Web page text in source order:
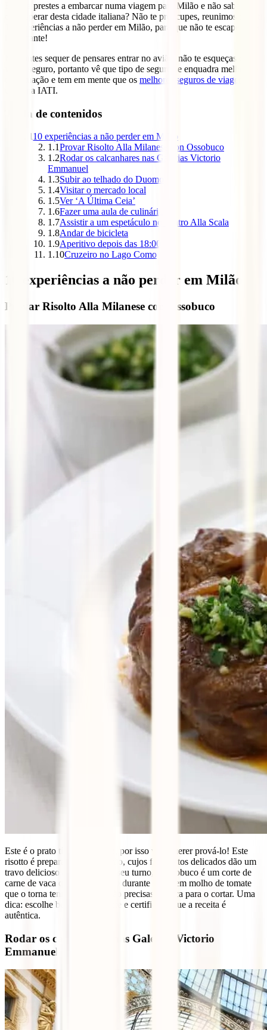
Estás a prestes a embarcar numa viagem para Milão e não sabes o
que esperar desta cidade italiana? Não te preocupes, reunimos para ti
10 experiências a não perder em Milão, para que não te escape nada
importante!
Mas antes sequer de pensares entrar no avião, não te esqueças de
viajar seguro, portanto vê que tipo de seguro se enquadra melhor na
tua situação e tem em mente que os melhores seguros de viagem
estão na IATI.
Tabla de contenidos
110 experiências a não perder em Milão
1.1Provar Risolto Alla Milanese con Ossobuco
1.2Rodar os calcanhares nas Galerias Victorio
Emmanuel
1.3Subir ao telhado do Duomo
1.4Visitar o mercado local
1.5Ver ‘A Última Ceia’
1.6Fazer uma aula de culinária
1.7Assistir a um espetáculo no Teatro Alla Scala
1.8Andar de bicicleta
1.9Aperitivo depois das 18:00
1.10Cruzeiro no Lago Como
10 experiências a não perder em Milão
Provar Risolto Alla Milanese con Ossobuco
Este é o prato típico de Milão, por isso vais querer prová-lo! Este
risotto é preparado com açafrão, cujos filamentos delicados dão um
travo delicioso ao risotto. Por seu turno, o ossobuco é um corte de
carne de vaca que é cozinhado durante horas em molho de tomate
que o torna tenro, pelo que não precisas de faca para o cortar. Uma
dica: escolhe bem o restaurante e certifica-te que a receita é
autêntica.
Rodar os calcanhares nas Galerias Victorio
Emmanuel